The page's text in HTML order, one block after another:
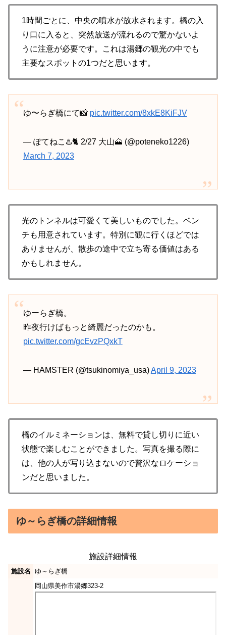
1時間ごとに、中央の噴水が放水されます。橋の入
り口に入ると、突然放送が流れるので驚かないよ
うに注意が必要です。これは湯郷の観光の中でも
主要なスポットの1つだと思います。
ゆ〜らぎ橋にて📸 pic.twitter.com/8xkE8KiFJV
— ぽてねこ♨️🐈 2/27 大山🗻 (@poteneko1226)
March 7, 2023
光のトンネルは可愛くて美しいものでした。ベン
チも用意されています。特別に観に行くほどでは
ありませんが、散歩の途中で立ち寄る価値はある
かもしれません。
ゆーらぎ橋。
昨夜行けばもっと綺麗だったのかも。
pic.twitter.com/gcEvzPQxkT
— HAMSTER (@tsukinomiya_usa)April 9, 2023
橋のイルミネーションは、無料で貸し切りに近い
状態で楽しむことができました。写真を撮る際に
は、他の人が写り込まないので贅沢なロケーショ
ンだと思いました。
ゆ～らぎ橋の詳細情報
施設詳細情報
施設名 ゆ～らぎ橋
岡山県美作市湯郷323-2